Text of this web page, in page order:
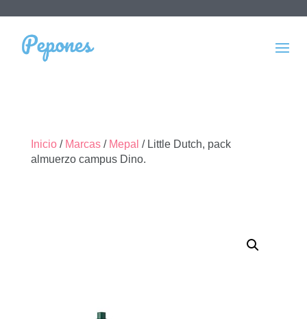
Inicio/ Marcas/ Mepal / Little Dutch, pack
almuerzo campus Dino.